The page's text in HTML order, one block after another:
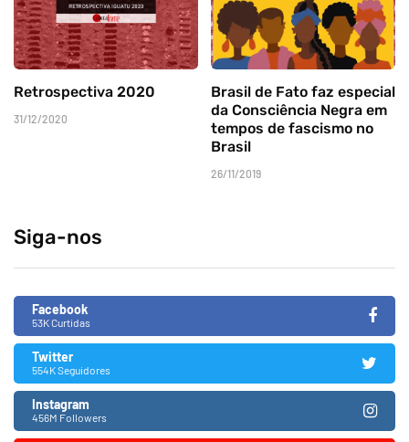
Retrospectiva 2020
31/12/2020
Brasil de Fato faz especial
da Consciência Negra em
tempos de fascismo no
Brasil
26/11/2019
Siga-nos
Facebook
53K Curtidas
Twitter
554K Seguidores
Instagram
456M Followers